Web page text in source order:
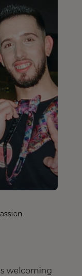
welcoming